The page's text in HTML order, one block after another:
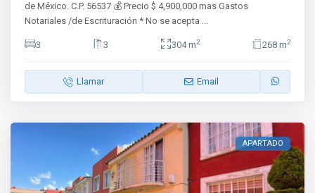
de México. C.P. 56537 💰 Precio $ 4,900,000 mas Gastos
Notariales /de Escrituración * No se acepta ...
3 3 304 m2 268 m2
Llamar Email
APARTADO